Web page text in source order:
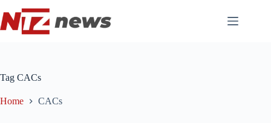
para
o
conteúdo
Tag CACs
Home CACs